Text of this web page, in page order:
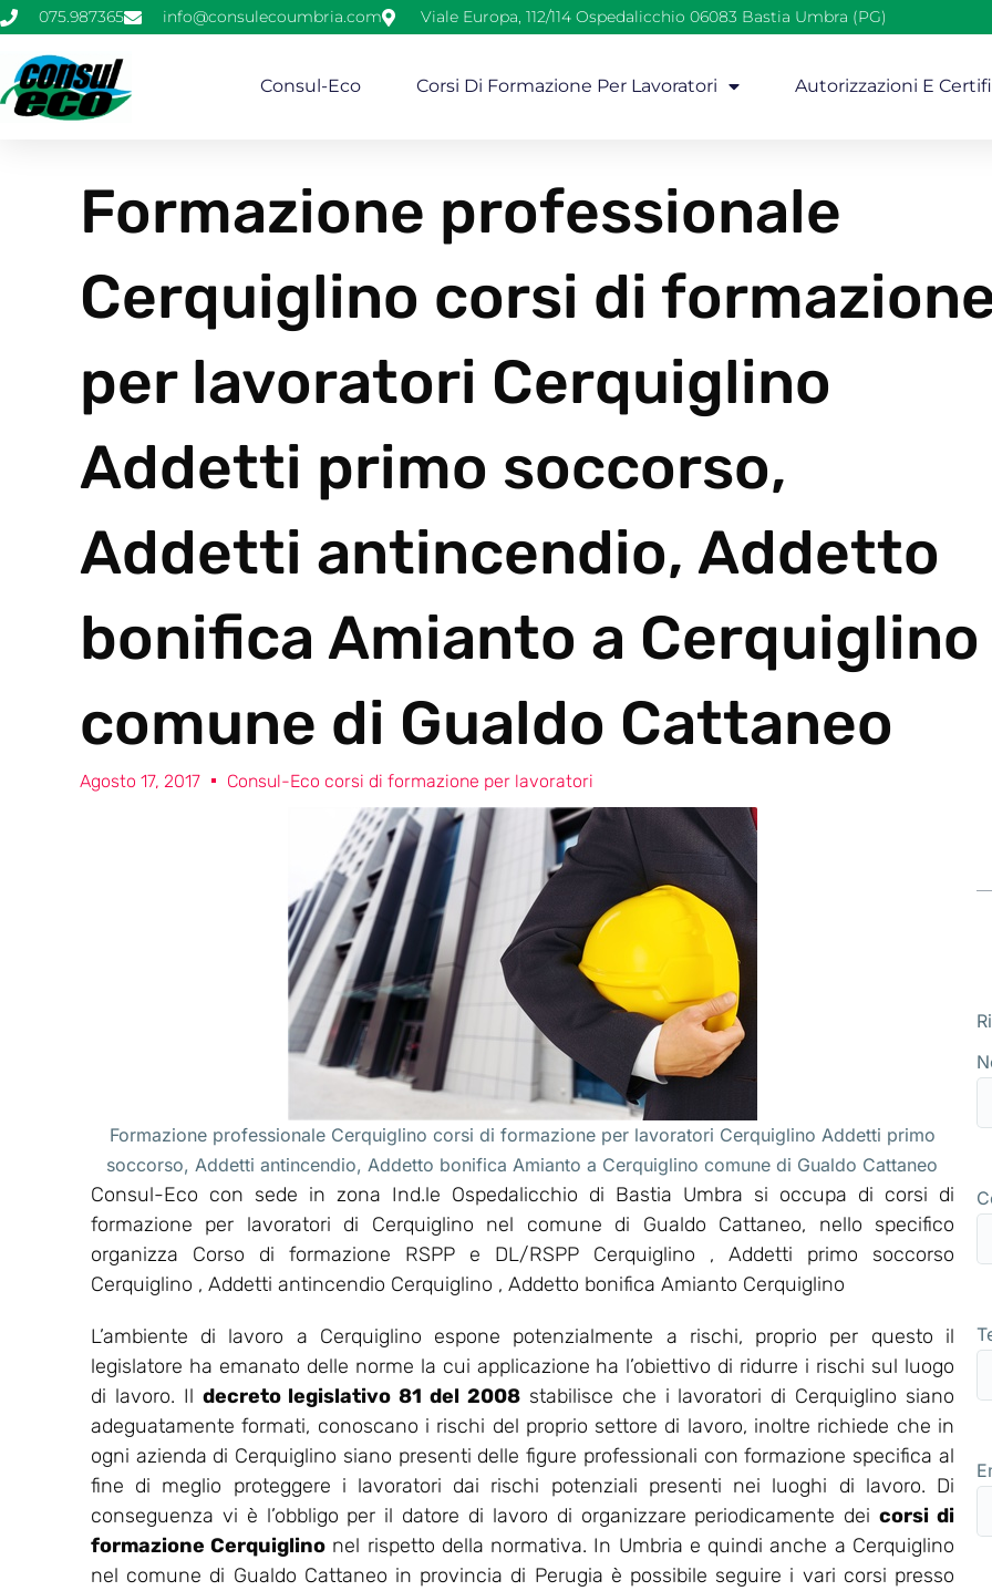
075.987365 info@consulecoumbria.com Viale Europa, 112/114 Ospedalicchio 06083 Bastia Umbra (PG)
Consul-Eco Corsi Di Formazione Per Lavoratori Autorizzazioni E
Formazione professionale
Cerquiglino corsi di
per lavoratori Cerquiglino
Addetti primo soccorso,
Addetti antincendio, Addetto
bonifica Amianto a Cerquiglino
comune di Gualdo Cattaneo
Agosto 17, 2017 Consul-Eco corsi di formazione per lavoratori
Formazione professionale Cerquiglino corsi di formazione per lavoratori Cerquiglino Addetti primo
soccorso, Addetti antincendio, Addetto bonifica Amianto a Cerquiglino comune di Gualdo Cattaneo
Consul-Eco con sede in zona Ind.le Ospedalicchio di Bastia Umbra si occupa di corsi di
formazione per lavoratori di Cerquiglino nel comune di Gualdo Cattaneo, nello specifico
organizza Corso di formazione RSPP e DL/RSPP Cerquiglino , Addetti primo soccorso
Cerquiglino , Addetti antincendio Cerquiglino , Addetto bonifica Amianto Cerquiglino
L’ambiente di lavoro a Cerquiglino espone potenzialmente a rischi, proprio per questo il
legislatore ha emanato delle norme la cui applicazione ha l’obiettivo di ridurre i rischi sul luogo
di lavoro. Il decreto legislativo 81 del 2008 stabilisce che i lavoratori di Cerquiglino siano
adeguatamente formati, conoscano i rischi del proprio settore di lavoro, inoltre richiede che in
ogni azienda di Cerquiglino siano presenti delle figure professionali con formazione specifica al
fine di meglio proteggere i lavoratori dai rischi potenziali presenti nei luoghi di lavoro. Di
conseguenza vi è l’obbligo per il datore di lavoro di organizzare periodicamente deicorsi di
formazione Cerquiglino nel rispetto della normativa. In Umbria e quindi anche a Cerquiglino
nel comune di Gualdo Cattaneo in provincia di Perugia è possibile seguire i vari corsi presso